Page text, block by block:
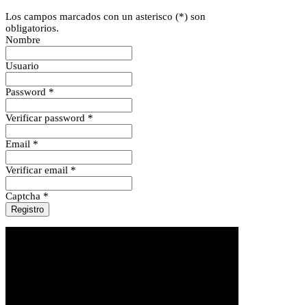
Los campos marcados con un asterisco (*) son
obligatorios.
Nombre
Usuario
Password *
Verificar password *
Email *
Verificar email *
Captcha *
Registro